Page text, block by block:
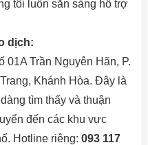
tôi luôn sẵn sàng hỗ trợ
dịch:
01A Trần Nguyên Hãn, P.
Khánh Hòa. Đây là
tìm thấy và thuận
đến các khu vực
Hotline riêng: 093 117